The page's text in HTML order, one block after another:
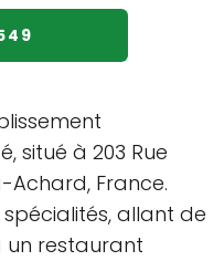
situé à 203 Rue
Achard, France.
allant de
un restaurant